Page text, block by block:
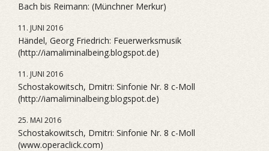
Bach bis Reimann: (Münchner Merkur)
11. JUNI 2016
Händel, Georg Friedrich: Feuerwerksmusik
(http://iamaliminalbeing.blogspot.de)
11. JUNI 2016
Schostakowitsch, Dmitri: Sinfonie Nr. 8 c-Moll
(http://iamaliminalbeing.blogspot.de)
25. MAI 2016
Schostakowitsch, Dmitri: Sinfonie Nr. 8 c-Moll
(www.operaclick.com)